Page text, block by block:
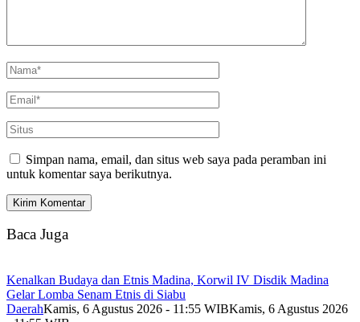
Simpan nama, email, dan situs web saya pada peramban ini
untuk komentar saya berikutnya.
Baca Juga
Kenalkan Budaya dan Etnis Madina, Korwil IV Disdik Madina
Gelar Lomba Senam Etnis di Siabu
DaerahKamis, 6 Agustus 2026 - 11:55 WIBKamis, 6 Agustus 2026